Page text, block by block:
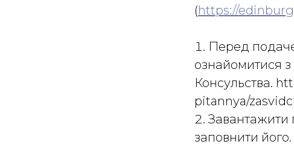
(https://
Перед
ознайомитися з
Консульства.
pitannya/
Завантажити
заповнити